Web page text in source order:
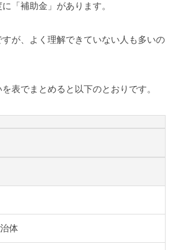
「補助金」があります。
が、よく理解できていない人も多いの
表でまとめると以下のとおりです。
体